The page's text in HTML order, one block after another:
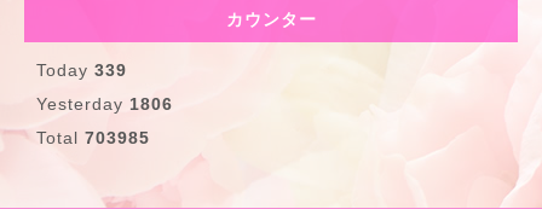
カウンター
Today 339
Yesterday 1806
Total 703985